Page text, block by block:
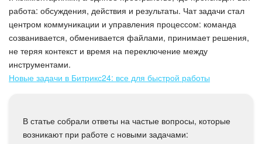
С чего начать
AI в Битрикс24
Вайбкод
Задачи
работа: обсуждения, действия и результаты. Чат задачи стал
центром коммуникации и управления процессом: команда
созванивается, обменивается файлами, принимает решения,
не теряя контекст и время на переключение между
инструментами.
Новые задачи в Битрикс24: все для быстрой работы
В статье собрали ответы на частые вопросы, которые
возникают при работе с новыми задачами: